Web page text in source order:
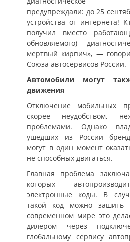
предупреждали: до 25
устройства от интернета!
получил вместо
обновляемого)
мертвый кирпич», —
Союза автосервисов России.
Автомобили могут
движения
Отключение мобильных
скорее неудобством,
проблемами. Однако
ушедших из России
могут в один момент
не способных двигаться.
Главная проблема
которых
электронные коды. В
такой код можно зашить
современном мире это
дилером через
глобальному сервису